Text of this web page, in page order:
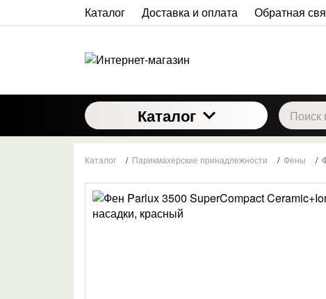
Каталог Доставка и оплата Обратная
Каталог
Каталог / Парикмахерские принадлежности / Фены /